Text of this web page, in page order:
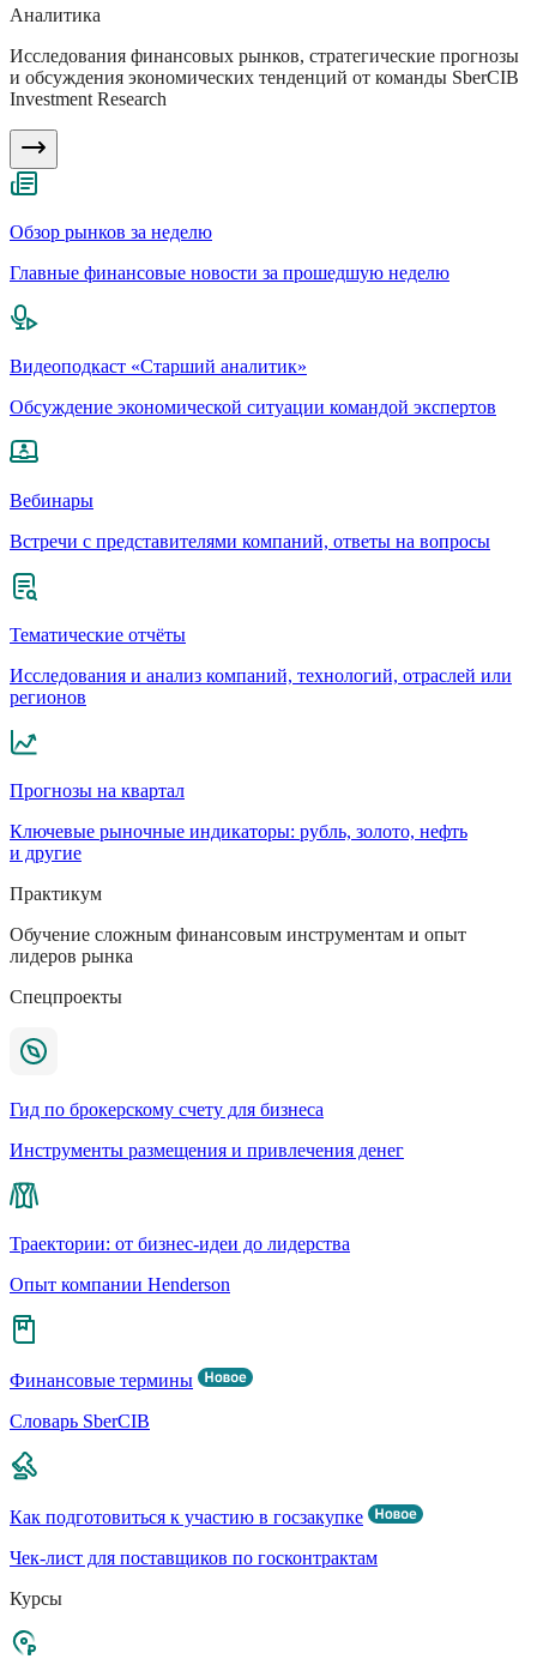
Аналитика
Исследования финансовых рынков, стратегические прогнозы
и обсуждения экономических тенденций от команды SberCIB
Investment Research
Обзор рынков за неделю
Главные финансовые новости за прошедшую неделю
Видеоподкаст «Старший аналитик»
Обсуждение экономической ситуации командой экспертов
Вебинары
Встречи с представителями компаний, ответы на вопросы
Тематические отчёты
Исследования и анализ компаний, технологий, отраслей или
регионов
Прогнозы на квартал
Ключевые рыночные индикаторы: рубль, золото, нефть
и другие
Практикум
Обучение сложным финансовым инструментам и опыт
лидеров рынка
Спецпроекты
Гид по брокерскому счету для бизнеса
Инструменты размещения и привлечения денег
Траектории: от бизнес-идеи до лидерства
Опыт компании Henderson
Финансовые термины
Словарь SberCIB
Как подготовиться к участию в госзакупке
Чек-лист для поставщиков по госконтрактам
Курсы